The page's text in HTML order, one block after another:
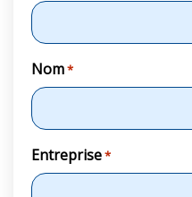
Nom*
Entreprise*